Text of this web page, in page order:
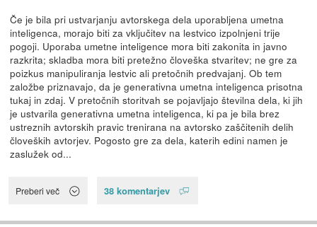
Če je bila pri ustvarjanju avtorskega dela uporabljena umetna
inteligenca, morajo biti za vključitev na lestvico izpolnjeni trije
pogoji. Uporaba umetne inteligence mora biti zakonita in javno
razkrita; skladba mora biti pretežno človeška stvaritev; ne gre za
poizkus manipuliranja lestvic ali pretočnih predvajanj. Ob tem
založbe priznavajo, da je generativna umetna inteligenca prisotna
tukaj in zdaj. V pretočnih storitvah se pojavljajo številna dela, ki jih
je ustvarila generativna umetna inteligenca, ki pa je bila brez
ustreznih avtorskih pravic trenirana na avtorsko zaščitenih delih
človeških avtorjev. Pogosto gre za dela, katerih edini namen je
zaslužek od...
Preberi več 38 komentarjev